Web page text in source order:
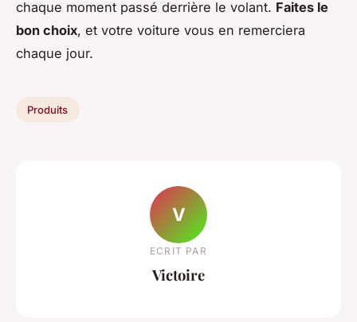
chaque moment passé derrière le volant. Faites le
bon choix, et votre voiture vous en remerciera
chaque jour.
Produits
V
ECRIT PAR
Victoire